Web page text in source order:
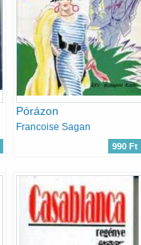
Pórázon
Francoise Sagan
990 Ft